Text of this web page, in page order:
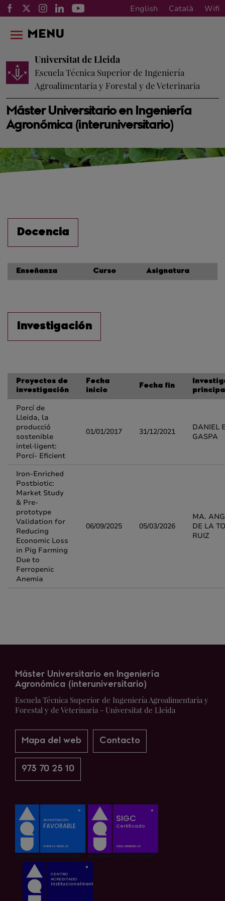
English Català Wifi
Máster Universitario en Ingeniería
Agronómica (interuniversitario)
Universitat de Lleida
Escuela Técnica Superior de Ingeniería
Agroalimentaria y Forestal y de Veterinaria
MENU
Docencia
Enseñanza Curso Asignatura
Investigación
Proyectos de
investigación
Fecha
inicio
Fecha fin
Porcí de
Lleida, la
producció
sostenible
intel·ligent:
Porcí- Eficient
01/01/2017 31/12/2021
DANIEL
GASPA
Iron-Enriched
Postbiotic:
Market Study
& Pre-
prototype
Validation for
Reducing
Economic Loss
in Pig Farming
Due to
Ferropenic
Anemia
06/09/2025 05/03/2026
MA.
DE LA
RUIZ
Máster Universitario en Ingeniería
Agronómica (interuniversitario)
Escuela Técnica Superior de Ingeniería Agroalimentaria y
Forestal y de Veterinaria - Universitat de Lleida
Mapa del web Contacto
973 70 25 10